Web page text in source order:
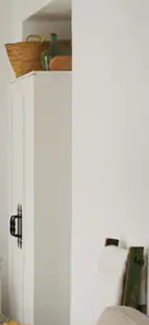
bas, ou en appuyant